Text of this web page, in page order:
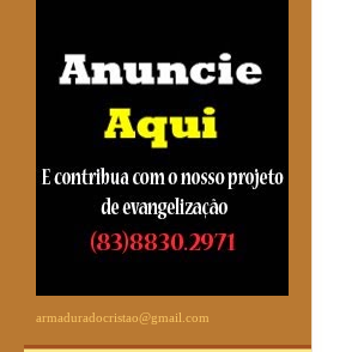
armaduradocristao@gmail.com